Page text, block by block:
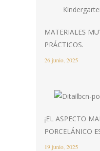
MATERIALES
PRÁCTICOS.
26 junio, 2025
¡EL ASPECTO
PORCELÁNICO
19 junio, 2025